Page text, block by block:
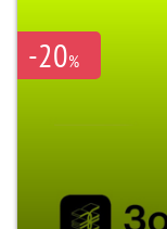
-20%